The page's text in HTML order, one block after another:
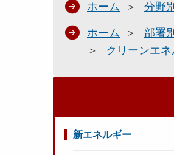
ホーム 分野
ホーム 部署
クリーンエ
新エネルギー